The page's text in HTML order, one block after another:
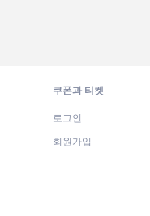
쿠폰과 티켓
로그인
회원가입